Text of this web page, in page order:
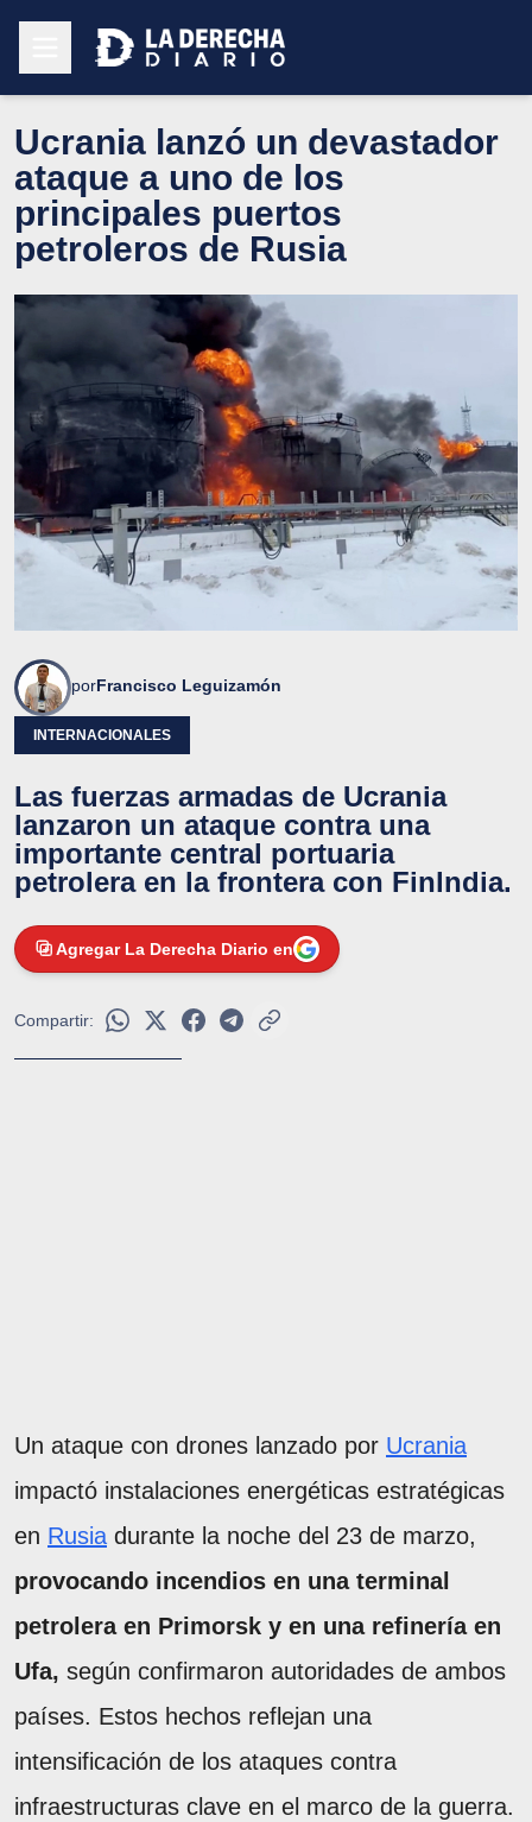
Ucrania lanzó un devastador
ataque a uno de los
principales puertos
petroleros de Rusia
porFrancisco Leguizamón
INTERNACIONALES
Las fuerzas armadas de Ucrania
lanzaron un ataque contra una
importante central portuaria
petrolera en la frontera con Finlndia.
Agregar La Derecha Diario en
Compartir:
Un ataque con drones lanzado por Ucrania
impactó instalaciones energéticas estratégicas
en Rusia durante la noche del 23 de marzo,
provocando incendios en una terminal
petrolera en Primorsk y en una refinería en
Ufa, según confirmaron autoridades de ambos
países. Estos hechos reflejan una
intensificación de los ataques contra
infraestructuras clave en el marco de la guerra.